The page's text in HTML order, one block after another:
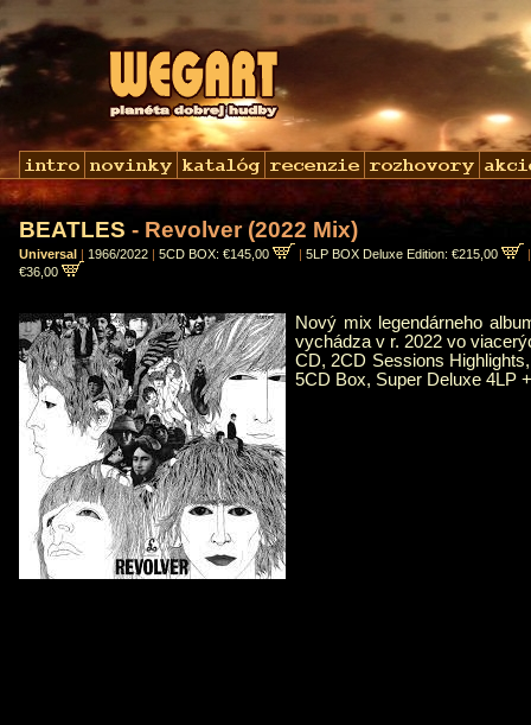
BEATLES - Revolver (2022 Mix)
Universal | 1966/2022 | 5CD BOX: €145,00 | 5LP BOX Deluxe Edition: €215,00
€36,00
Nový mix legendárneho
vychádza v r. 2022 vo
CD, 2CD Sessions
5CD Box, Super Deluxe 4LP